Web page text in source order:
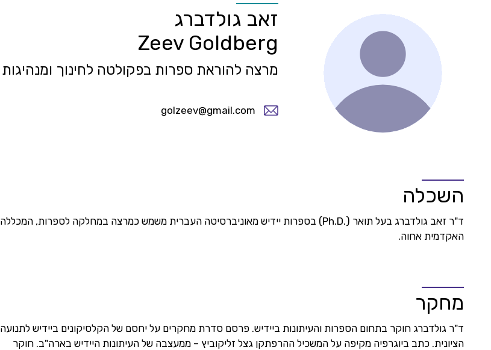
זאב גולדברג
Zeev Goldberg
מרצה להוראת ספרות בפקולטה לחינוך ומנהיגות
golzeev@gmail.com
השכלה
ד"ר זאב גולדברג בעל תואר (.Ph.D
) בספרות יידיש מאוניברסיטה העברית משמש כמרצה במחלקה לספרות, המכללה
האקדמית אחוה.
מחקר
ד"ר גולדברג חוקר בתחום הספרות והעיתונות ביידיש. פרסם סדרת מחקרים על יחסם של הקלסיקונים ביידיש לתנועה
הציונית. כתב ביוגרפיה מקיפה על המשכיל ההרפתקן גצל זליקוביץ – ממעצבה של העיתונות היידיש בארה"ב. חוקר